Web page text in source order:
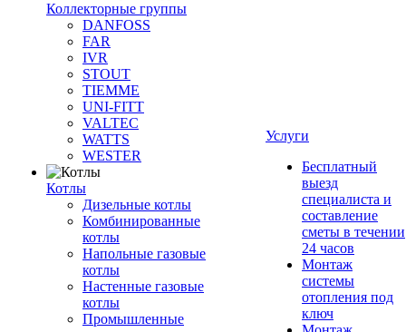
Коллекторные группы
DANFOSS
FAR
IVR
STOUT
TIEMME
UNI-FITT
VALTEC
WATTS
WESTER
Котлы
Дизельные котлы
Комбинированные
котлы
Напольные газовые
котлы
Настенные газовые
котлы
Промышленные
Услуги
Бесплатный
выезд
специалиста и
составление
сметы в течении
24 часов
Монтаж
системы
отопления под
ключ